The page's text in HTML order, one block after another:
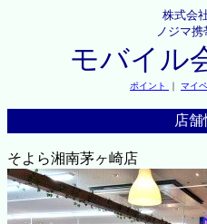
株式会
ノジマ携
モバイル
ポイント ｜ マイ
店舗
そよら湘南茅ヶ崎店